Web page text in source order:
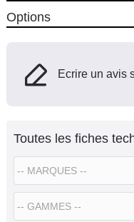
Options
Ecrire un avis
Toutes les fiches